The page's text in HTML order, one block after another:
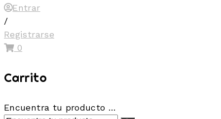
Entrar
/
Registrarse
0
Carrito
Encuentra tu producto …